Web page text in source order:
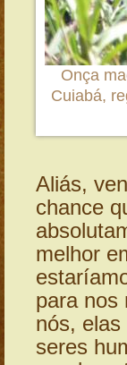
Onça
Cuiabá,
Aliás,
chance
melhor
para nos
nós,
seres